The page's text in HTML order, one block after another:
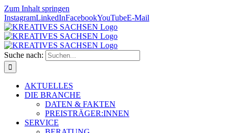
Zum Inhalt springen
InstagramLinkedInFacebookYouTubeE-Mail
Suche nach:
AKTUELLES
DIE BRANCHE
DATEN & FAKTEN
PREISTRÄGER:INNEN
SERVICE